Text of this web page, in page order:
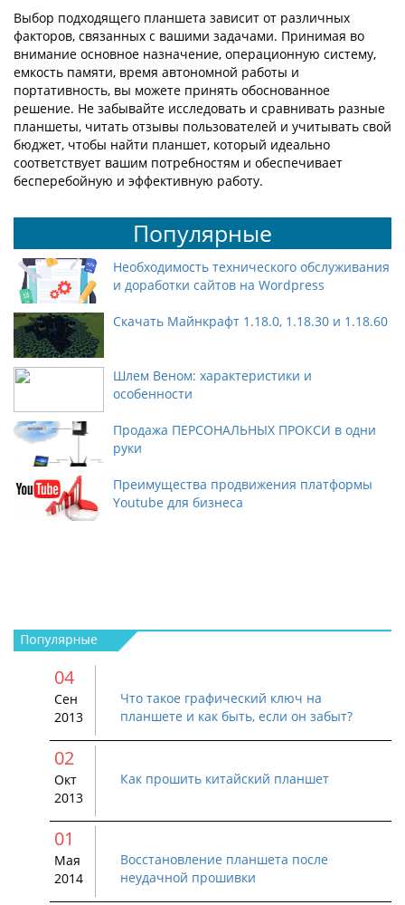
Выбор подходящего планшета зависит от различных
факторов, связанных с вашими задачами. Принимая во
внимание основное назначение, операционную систему,
емкость памяти, время автономной работы и
портативность, вы можете принять обоснованное
решение. Не забывайте исследовать и сравнивать разные
планшеты, читать отзывы пользователей и учитывать свой
бюджет, чтобы найти планшет, который идеально
соответствует вашим потребностям и обеспечивает
бесперебойную и эффективную работу.
Популярные
Необходимость технического обслуживания
и доработки сайтов на Wordpress
Скачать Майнкрафт 1.18.0, 1.18.30 и 1.18.60
Шлем Веном: характеристики и
особенности
Продажа ПЕРСОНАЛЬНЫХ ПРОКСИ в одни
руки
Преимущества продвижения платформы
Youtube для бизнеса
04
Сен
2013
Что такое графический ключ на
планшете и как быть, если он забыт?
02
Окт
2013
Как прошить китайский планшет
01
Мая
2014
Восстановление планшета после
неудачной прошивки